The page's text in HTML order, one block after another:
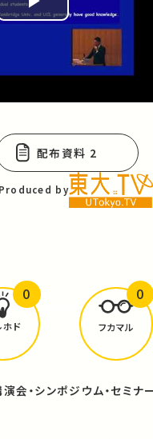
配布資料 2
Produced by
ありましたか？
ホド
0
フカマル
0
会・シンポジウム・セミナ